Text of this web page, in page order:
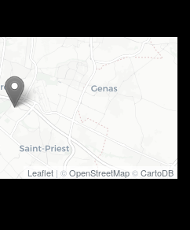
Leaflet | ©OpenStreetMap©CartoDB